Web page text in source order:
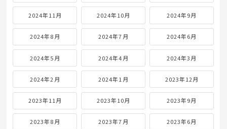
2024年11月 2024年10月 2024年9月
2024年8月 2024年7月 2024年6月
2024年5月 2024年4月 2024年3月
2024年2月 2024年1月 2023年12月
2023年11月 2023年10月 2023年9月
2023年8月 2023年7月 2023年6月